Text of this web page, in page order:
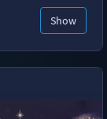
Show